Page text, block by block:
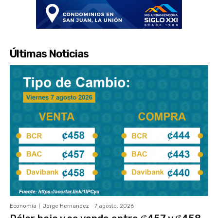
Últimas Noticias
Economía Jorge Hernandez - 7 agosto, 2026